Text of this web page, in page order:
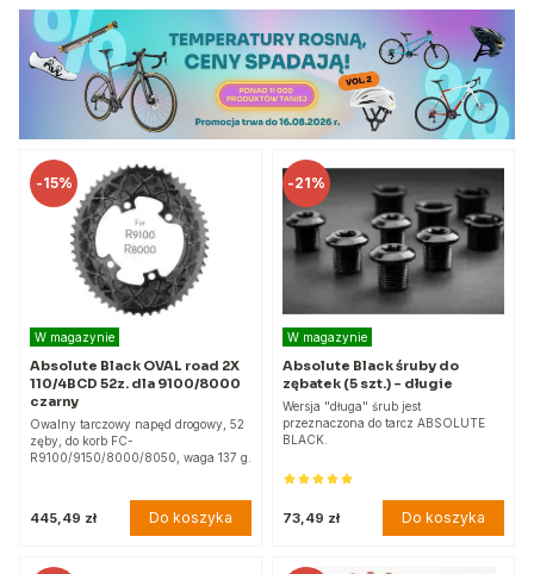
-15%
W magazynie
Absolute Black OVAL road 2X
110/4BCD 52z. dla 9100/8000
czarny
Owalny tarczowy napęd drogowy, 52
zęby, do korb FC-
R9100/9150/8000/8050, waga 137 g.
445,49 zł Do koszyka
-21%
W magazynie
Absolute Black śruby do
zębatek (5 szt.) - długie
Wersja "długa" śrub jest
przeznaczona do tarcz ABSOLUTE
BLACK.
73,49 zł Do koszyka